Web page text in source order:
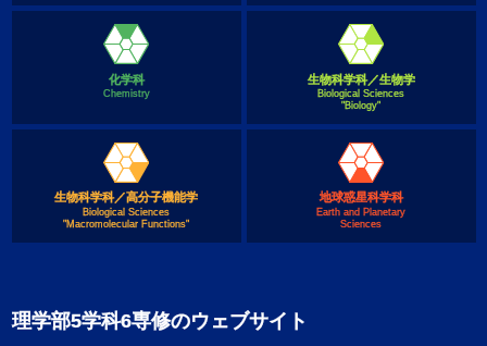
化学科
Chemistry
生物科学科／生物学
Biological Sciences
"Biology"
生物科学科／高分子機能学
Biological Sciences
"Macromolecular Functions"
地球惑星科学科
Earth and Planetary
Sciences
理学部5学科6専修のウェブサイト